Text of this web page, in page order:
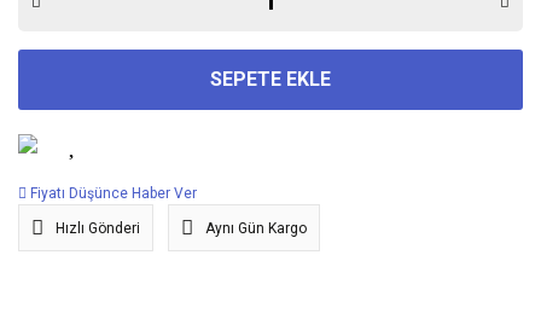
SEPETE EKLE
Fiyatı Düşünce Haber Ver
Hızlı Gönderi Aynı Gün Kargo